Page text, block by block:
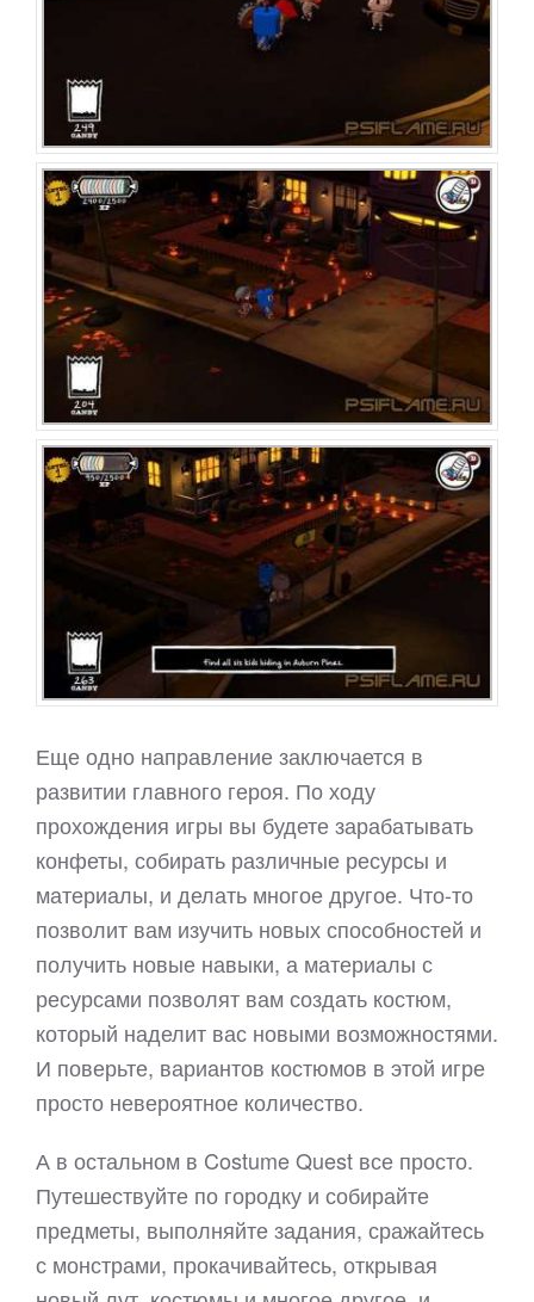
Еще одно направление заключается в
развитии главного героя. По ходу
прохождения игры вы будете зарабатывать
конфеты, собирать различные ресурсы и
материалы, и делать многое другое. Что-то
позволит вам изучить новых способностей и
получить новые навыки, а материалы с
ресурсами позволят вам создать костюм,
который наделит вас новыми возможностями.
И поверьте, вариантов костюмов в этой игре
просто невероятное количество.
А в остальном в Costume Quest все просто.
Путешествуйте по городку и собирайте
предметы, выполняйте задания, сражайтесь
с монстрами, прокачивайтесь, открывая